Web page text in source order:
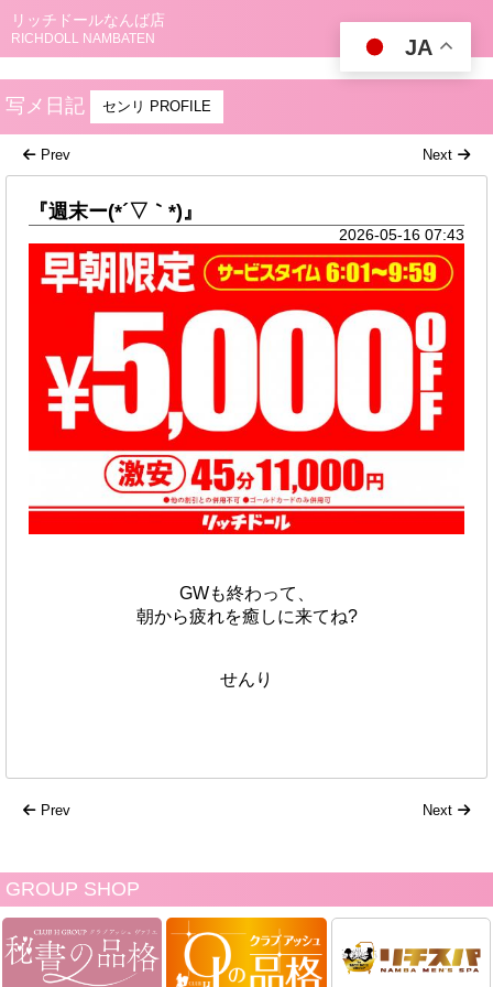
リッチドールなんば店
RICHDOLL NAMBATEN JA
写メ日記 センリ PROFILE
Prev Next
『週末ー(*´▽｀*)』
2026-05-16 07:43
GWも終わって、
朝から疲れを癒しに来てね?
せんり
Prev Next
GROUP SHOP